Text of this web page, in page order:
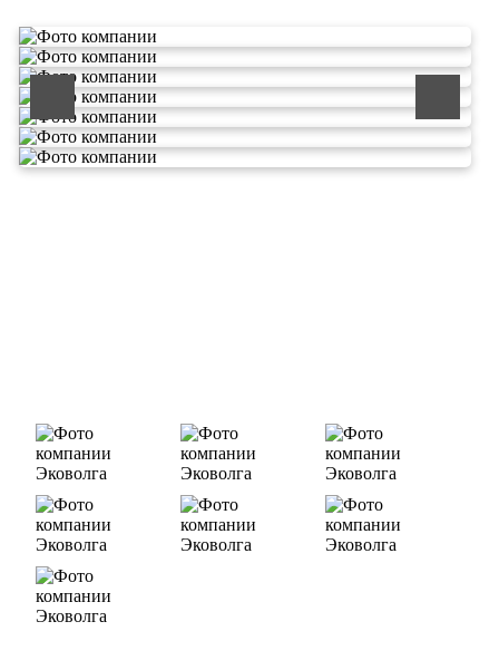
ООО «ЭКОВОЛГА» является современной и быстроразвивающейся